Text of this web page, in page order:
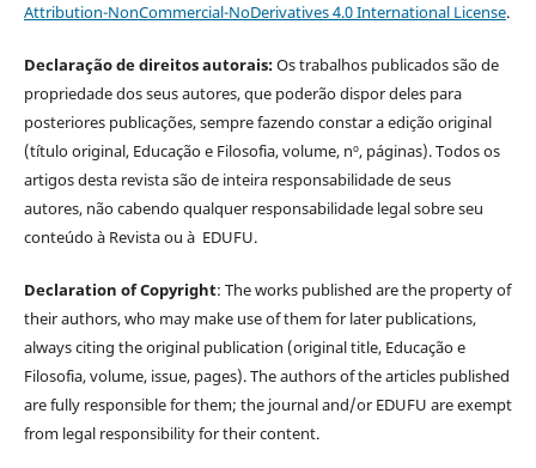
Attribution-NonCommercial-NoDerivatives 4.0 International License.
Declaração de direitos autorais:Os trabalhos publicados são de
propriedade dos seus autores, que poderão dispor deles para
posteriores publicações, sempre fazendo constar a edição original
(título original, Educação e Filosofia, volume, nº, páginas). Todos os
artigos desta revista são de inteira responsabilidade de seus
autores, não cabendo qualquer responsabilidade legal sobre seu
conteúdo à Revista ou à EDUFU.
Declaration of Copyright: The works published are the property of
their authors, who may make use of them for later publications,
always citing the original publication (original title, Educação e
Filosofia, volume, issue, pages). The authors of the articles published
are fully responsible for them; the journal and/or EDUFU are exempt
from legal responsibility for their content.